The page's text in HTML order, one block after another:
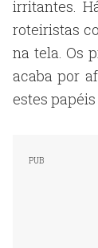
irritantes.
roteiristas
na tela. Os
acaba por
estes